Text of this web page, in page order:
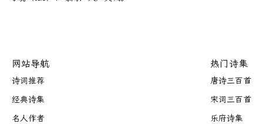
网站导航
诗词推荐
经典诗集
名人作者
热门诗集
唐诗三百首
宋词三百首
乐府诗集